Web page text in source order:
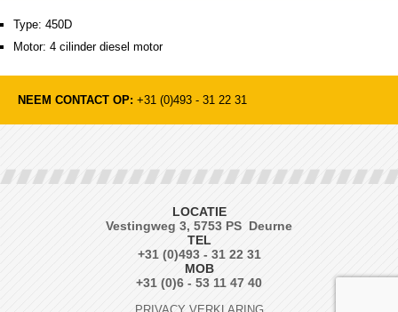
Type: 450D
Motor: 4 cilinder diesel motor
NEEM CONTACT OP: +31 (0)493 - 31 22 31
LOCATIE
Vestingweg 3, 5753 PS Deurne
TEL
+31 (0)493 - 31 22 31
MOB
+31 (0)6 - 53 11 47 40